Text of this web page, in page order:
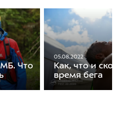
Что
05.08.2022
Как, что и
время бега